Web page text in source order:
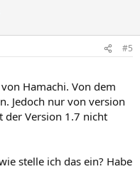
#5
Hamachi. Von dem
Jedoch nur von version
der Version 1.7 nicht
stelle ich das ein? Habe